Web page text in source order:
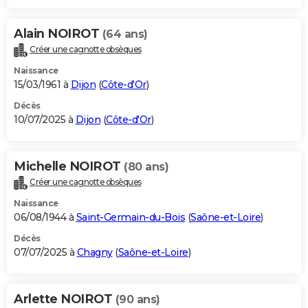
Alain NOIROT (64 ans)
Créer une cagnotte obsèques
Naissance
15/03/1961 à Dijon (Côte-d'Or)
Décès
10/07/2025 à Dijon (Côte-d'Or)
Michelle NOIROT (80 ans)
Créer une cagnotte obsèques
Naissance
06/08/1944 à Saint-Germain-du-Bois (Saône-et-Loire)
Décès
07/07/2025 à Chagny(Saône-et-Loire)
Arlette NOIROT (90 ans)